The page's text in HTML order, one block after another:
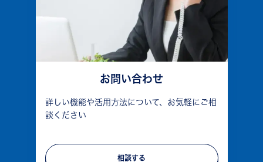
お問い合わせ
詳しい機能や活用方法について、お気軽にご相
談ください
相談する